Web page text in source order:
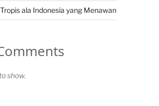
ala Indonesia yang Menawan
show.